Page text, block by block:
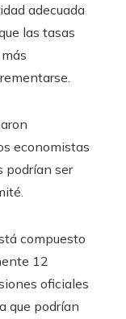
adecuada
las tasas
economistas
podrían ser
compuesto
12
oficiales
que podrían